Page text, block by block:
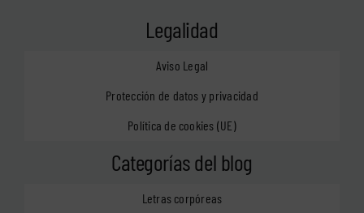
Legalidad
Aviso Legal
Protección de datos y privacidad
Política de cookies (UE)
Categorías del blog
Letras corpóreas